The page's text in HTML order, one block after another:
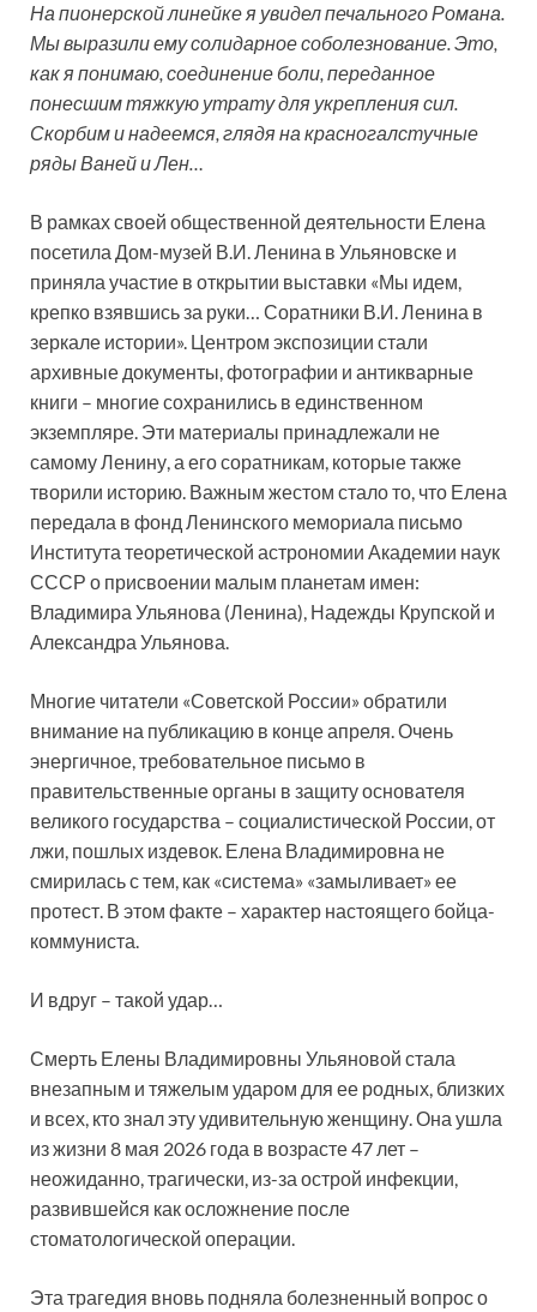
На пионерской линейке я увидел печального Романа.
Мы выразили ему солидарное соболезнование. Это,
как я понимаю, соединение боли, переданное
понесшим тяжкую утрату для укрепления сил.
Скорбим и надеемся, глядя на красногалстучные
ряды Ваней и Лен…
В рамках своей общественной деятельности Елена
посетила Дом-музей В.И. Ленина в Ульяновске и
приняла участие в открытии выставки «Мы идем,
крепко взявшись за руки… Соратники В.И. Ленина в
зеркале истории». Центром экспозиции стали
архивные документы, фотографии и антикварные
книги – многие сохранились в единственном
экземпляре. Эти материалы принадлежали не
самому Ленину, а его соратникам, которые также
творили историю. Важным жестом стало то, что Елена
передала в фонд Ленинского мемориала письмо
Института теоретической астрономии Академии наук
СССР о присвоении малым планетам имен:
Владимира Ульянова (Ленина), Надежды Крупской и
Александра Ульянова.
Многие читатели «Советской России» обратили
внимание на публикацию в конце апреля. Очень
энергичное, требовательное письмо в
правительственные органы в защиту основателя
великого государства – социалистической России, от
лжи, пошлых издевок. Елена Владимировна не
смирилась с тем, как «система» «замыливает» ее
протест. В этом факте – характер настоящего бойца-
коммуниста.
И вдруг – такой удар…
Смерть Елены Владимировны Ульяновой стала
внезапным и тяжелым ударом для ее родных, близких
и всех, кто знал эту удивительную женщину. Она ушла
из жизни 8 мая 2026 года в возрасте 47 лет –
неожиданно, трагически, из-за острой инфекции,
развившейся как осложнение после
стоматологической операции.
Эта трагедия вновь подняла болезненный вопрос о